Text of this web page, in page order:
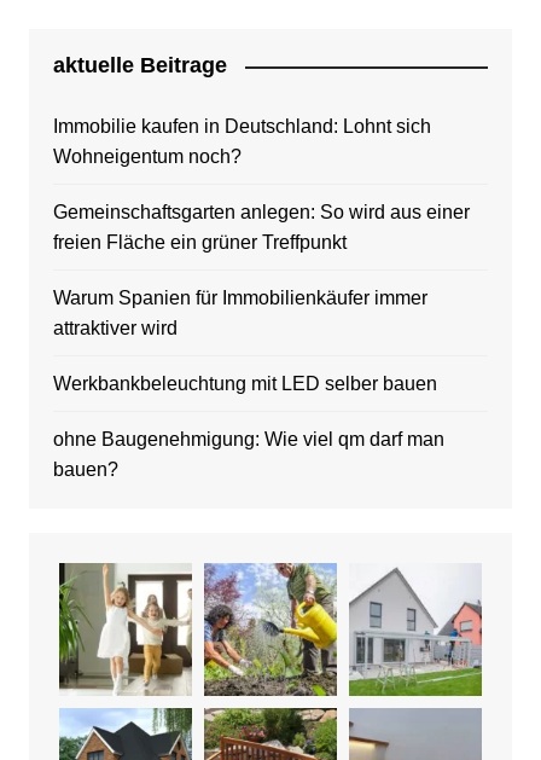
aktuelle Beitrage
Immobilie kaufen in Deutschland: Lohnt sich
Wohneigentum noch?
Gemeinschaftsgarten anlegen: So wird aus einer
freien Fläche ein grüner Treffpunkt
Warum Spanien für Immobilienkäufer immer
attraktiver wird
Werkbankbeleuchtung mit LED selber bauen
ohne Baugenehmigung: Wie viel qm darf man
bauen?